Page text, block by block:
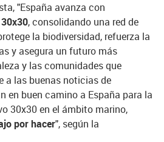
"España avanza con
30x30, consolidando una red de
la biodiversidad, refuerza la
y asegura un futuro más
y las comunidades que
a las buenas noticias de
en buen camino a España para la
30x30 en el ámbito marino,
por hacer", según la